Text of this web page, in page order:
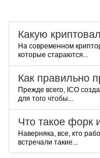
Какую
На современном
которые стараются...
Как правильно
Прежде всего, ICO
для того чтобы...
Что такое форк
Наверняка, все, кто
встречали такие...